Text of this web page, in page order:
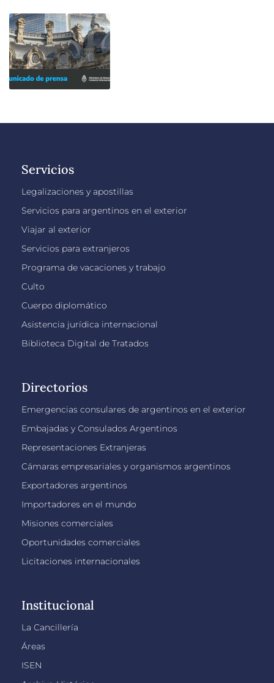
Servicios
Legalizaciones y apostillas
Servicios para argentinos en el exterior
Viajar al exterior
Servicios para extranjeros
Programa de vacaciones y trabajo
Culto
Cuerpo diplomático
Asistencia jurídica internacional
Biblioteca Digital de Tratados
Directorios
Emergencias consulares de argentinos en el exterior
Embajadas y Consulados Argentinos
Representaciones Extranjeras
Cámaras empresariales y organismos argentinos
Exportadores argentinos
Importadores en el mundo
Misiones comerciales
Oportunidades comerciales
Licitaciones internacionales
Institucional
La Cancillería
Áreas
ISEN